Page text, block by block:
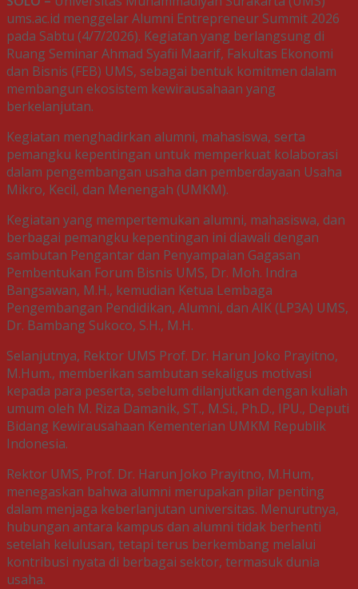
ums.ac.id menggelar Alumni Entrepreneur Summit 2026
pada Sabtu (4/7/2026). Kegiatan yang berlangsung di
Ruang Seminar Ahmad Syafii Maarif, Fakultas Ekonomi
dan Bisnis (FEB) UMS, sebagai bentuk komitmen dalam
membangun ekosistem kewirausahaan yang
berkelanjutan.
Kegiatan menghadirkan alumni, mahasiswa, serta
pemangku kepentingan untuk memperkuat kolaborasi
dalam pengembangan usaha dan pemberdayaan Usaha
Mikro, Kecil, dan Menengah (UMKM).
Kegiatan yang mempertemukan alumni, mahasiswa, dan
berbagai pemangku kepentingan ini diawali dengan
sambutan Pengantar dan Penyampaian Gagasan
Pembentukan Forum Bisnis UMS, Dr. Moh. Indra
Bangsawan, M.H., kemudian Ketua Lembaga
Pengembangan Pendidikan, Alumni, dan AIK (LP3A) UMS,
Dr. Bambang Sukoco, S.H., M.H.
Selanjutnya, Rektor UMS Prof. Dr. Harun Joko Prayitno,
M.Hum., memberikan sambutan sekaligus motivasi
kepada para peserta, sebelum dilanjutkan dengan kuliah
umum oleh M. Riza Damanik, ST., M.Si., Ph.D., IPU., Deputi
Bidang Kewirausahaan Kementerian UMKM Republik
Indonesia.
Rektor UMS, Prof. Dr. Harun Joko Prayitno, M.Hum,
menegaskan bahwa alumni merupakan pilar penting
dalam menjaga keberlanjutan universitas. Menurutnya,
hubungan antara kampus dan alumni tidak berhenti
setelah kelulusan, tetapi terus berkembang melalui
kontribusi nyata di berbagai sektor, termasuk dunia
usaha.